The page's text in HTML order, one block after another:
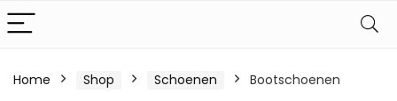
Home Shop Schoenen Bootschoenen